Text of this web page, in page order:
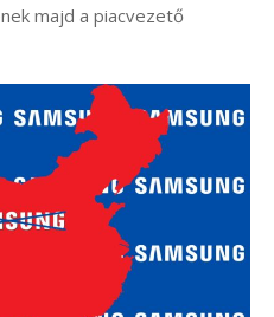
majd a piacvezető